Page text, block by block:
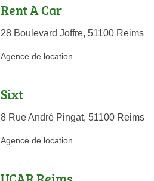
Rent A Car
28 Boulevard Joffre, 51100 Reims
Agence de location
Sixt
8 Rue André Pingat, 51100 Reims
Agence de location